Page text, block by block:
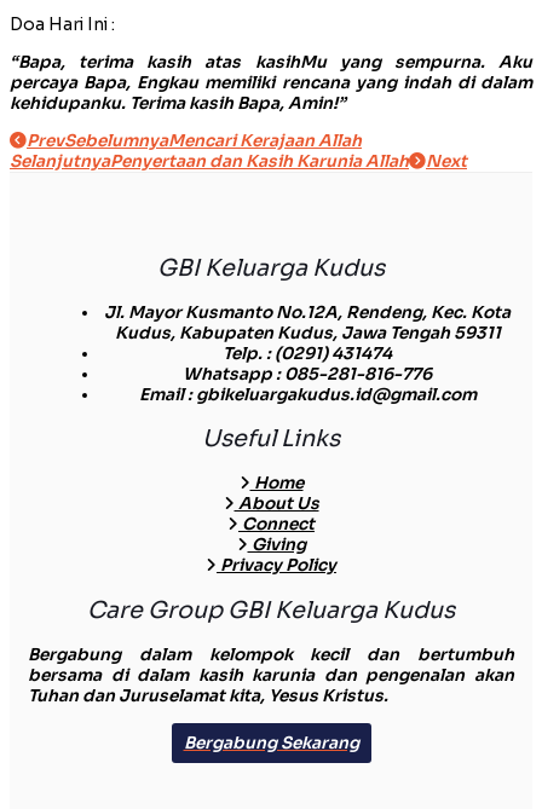
Doa Hari Ini :
“Bapa, terima kasih atas kasihMu yang sempurna. Aku
percaya Bapa, Engkau memiliki rencana yang indah di dalam
kehidupanku. Terima kasih Bapa, Amin!”
PrevSebelumnyaMencari Kerajaan Allah
SelanjutnyaPenyertaan dan Kasih Karunia Allah Next
GBI Keluarga Kudus
Jl. Mayor Kusmanto No.12A, Rendeng, Kec. Kota
Kudus, Kabupaten Kudus, Jawa Tengah 59311
Telp.: (0291) 431474
Whatsapp: 085-281-816-776
Email: gbikeluargakudus.id@gmail.com
Useful Links
Home
About Us
Connect
Giving
Privacy Policy
Care Group GBI Keluarga Kudus
Bergabung dalam kelompok kecil dan bertumbuh
bersama di dalam kasih karunia dan pengenalan akan
Tuhan dan Juruselamat kita, Yesus Kristus.
Bergabung Sekarang